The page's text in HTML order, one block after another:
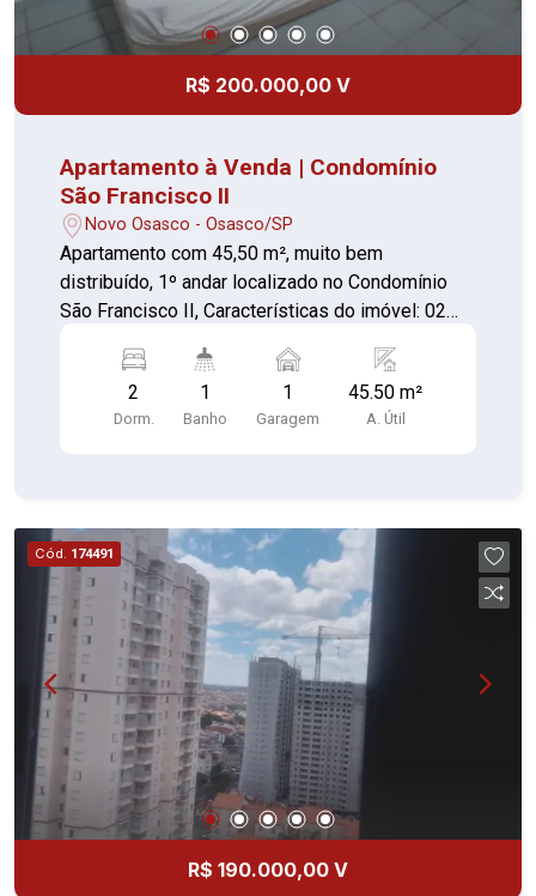
R$ 200.000,00 V
Apartamento à Venda | Condomínio
São Francisco II
Novo Osasco - Osasco/SP
Apartamento com 45,50 m², muito bem
distribuído, 1º andar localizado no Condomínio
São Francisco II, Características do imóvel: 02
garagem Documentação em dia Aceita
financiamento bancário e uso do FGTS Ideal para
quem busca praticidade, conforto e um excelente
2
Dorm.
1
Banho
1
Garagem
45.50 m²
A. Útil
Cód. 174491
R$ 190.000,00 V